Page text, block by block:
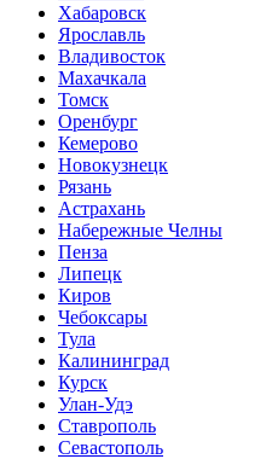
Хабаровск
Ярославль
Владивосток
Махачкала
Томск
Оренбург
Кемерово
Новокузнецк
Рязань
Астрахань
Набережные Челны
Пенза
Липецк
Киров
Чебоксары
Тула
Калининград
Курск
Улан-Удэ
Ставрополь
Севастополь